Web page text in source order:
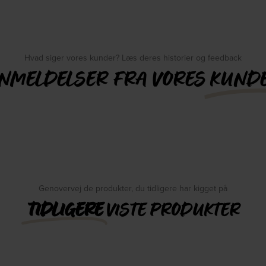
Hvad siger vores kunder? Læs deres historier og feedback
FRA VORES
Genovervej de produkter, du tidligere har kigget på
TIDLIGEREVISTE PRODUKTER